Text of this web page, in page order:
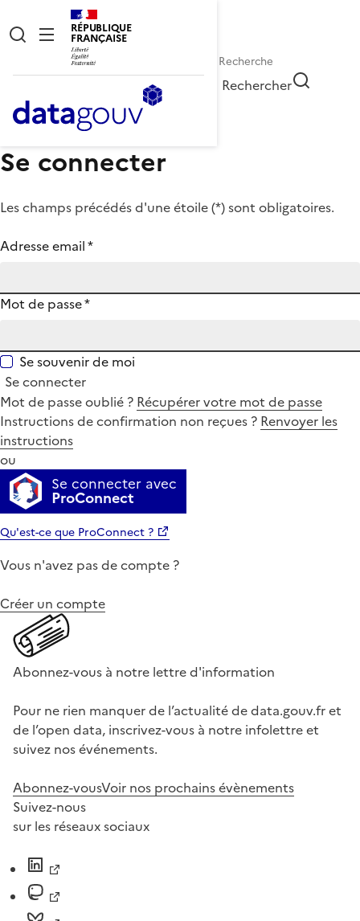
RÉPUBLIQUE
FRANÇAISE
Rechercher
Se connecter
Les champs précédés d'une étoile (*) sont obligatoires.
Adresse email*
Mot de passe*
Se souvenir de moi
Se connecter
Mot de passe oublié ? Récupérer votre mot de passe
Instructions de confirmation non reçues ? Renvoyer les
instructions
ou
Se connecter avec
ProConnect
Qu'est-ce que ProConnect ?
Vous n'avez pas de compte ?
Créer un compte
Abonnez-vous à notre lettre d'information
Pour ne rien manquer de l’actualité de data.gouv.fr et
de l’open data, inscrivez-vous à notre infolettre et
suivez nos événements.
Abonnez-vousVoir nos prochains évènements
Suivez-nous
sur les réseaux sociaux